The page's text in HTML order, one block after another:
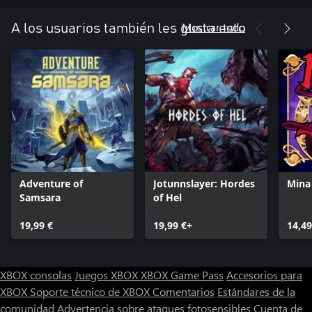
A los usuarios también les gusta esto
Mostrar todo
Adventure of
Samsara
19,99 €
Jotunnslayer: Hordes
of Hel
19,99 €+
XBOX consolas Juegos XBOXXBOX Game Pass Accesorios para
XBOX Soporte técnico de XBOXComentarios Estándares de la
comunidad Advertencia sobre ataques fotosensibles Cuenta de